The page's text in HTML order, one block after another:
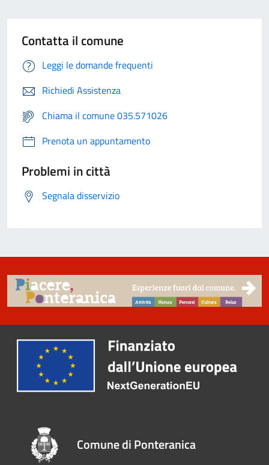
Contatta il comune
Leggi le domande frequenti
Richiedi Assistenza
Chiama il comune 035.571026
Prenota un appuntamento
Problemi in città
Segnala disservizio
Comune di Ponteranica